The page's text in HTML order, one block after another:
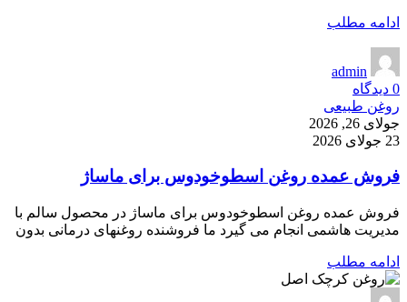
ادامه مطلب
admin
0 دیدگاه
روغن طبیعی
جولای 26, 2026
23 جولای 2026
فروش عمده روغن اسطوخودوس برای ماساژ
فروش عمده روغن اسطوخودوس برای ماساژ در محصول سالم با
مدیریت هاشمی انجام می گیرد ما فروشنده روغنهای درمانی بدون
ادامه مطلب